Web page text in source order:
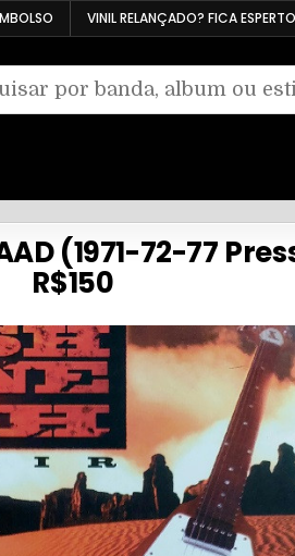
VINIL RELANÇADO? FICA
(1971-72-77
R$150